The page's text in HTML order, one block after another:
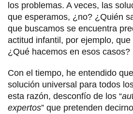
los problemas. A veces, las
que esperamos, ¿no? ¿Quién
que buscamos se encuentra
actitud infantil, por ejemplo,
¿Qué hacemos en esos casos?
Con el tiempo, he entendido
solución universal para todos
esta razón, desconfío de los “
expertos” que pretenden